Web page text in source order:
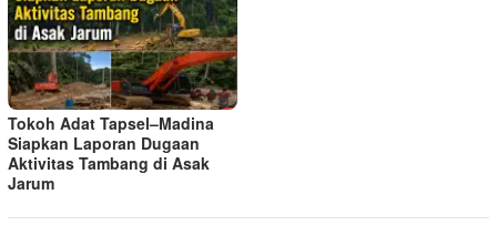
Tokoh Adat Tapsel–Madina
Siapkan Laporan Dugaan
Aktivitas Tambang di Asak
Jarum